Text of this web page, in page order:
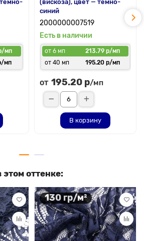
мп
мп
(вискоза), цвет — темно-
синий
2000000007519
Есть в наличии
от 6 мп
213.79 р/мп
от 40 мп
195.20 р/мп
от 195.20 р/мп
В корзину
оттенке:
130 гр/м²